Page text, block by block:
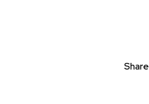
Share